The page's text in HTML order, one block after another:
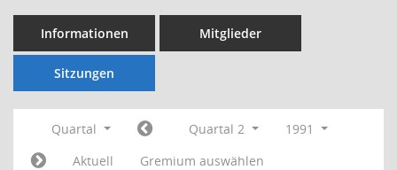
Informationen Mitglieder
Sitzungen
Quartal Quartal 2
1991
Aktuell
Gremium auswählen